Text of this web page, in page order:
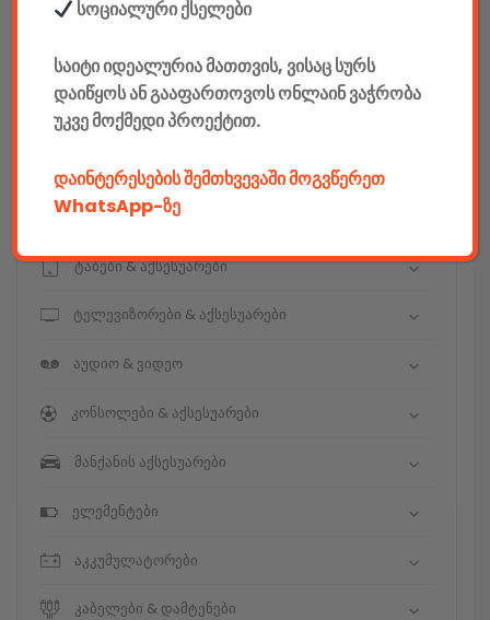
E-mobility
კომპიუტერები & აქსესუარები
ტელეფონები & აქსესუარები
კამერები & აქსესუარები
ნოუთბუქები & აქსესუარები
ტაბები & აქსესუარები
ტელევიზორები & აქსესუარები
აუდიო & ვიდეო
კონსოლები & აქსესუარები
მანქანის აქსესუარები
ელემენტები
აკკუმულატორები
კაბელები & დამტენები
სოციალური ქსელები
საიტი იდეალურია მათთვის, ვისაც სურს
დაიწყოს ან გააფართოვოს ონლაინ ვაჭრობა
უკვე მოქმედი პროექტით.
დაინტერესების შემთხვევაში მოგვწერეთ
WhatsApp-ზე